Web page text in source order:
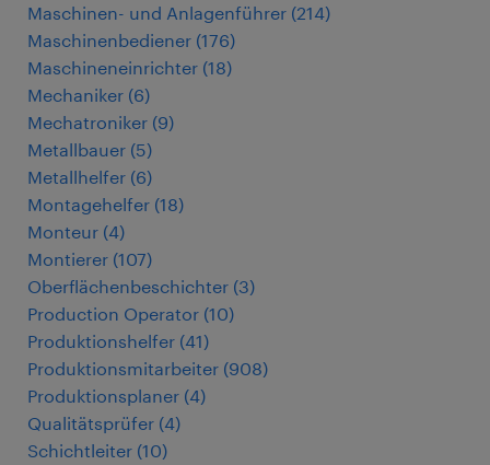
Maschinen- und Anlagenführer (214)
Maschinenbediener (176)
Maschineneinrichter (18)
Mechaniker (6)
Mechatroniker (9)
Metallbauer (5)
Metallhelfer (6)
Montagehelfer (18)
Monteur (4)
Montierer (107)
Oberflächenbeschichter (3)
Production Operator (10)
Produktionshelfer (41)
Produktionsmitarbeiter (908)
Produktionsplaner (4)
Qualitätsprüfer (4)
Schichtleiter (10)